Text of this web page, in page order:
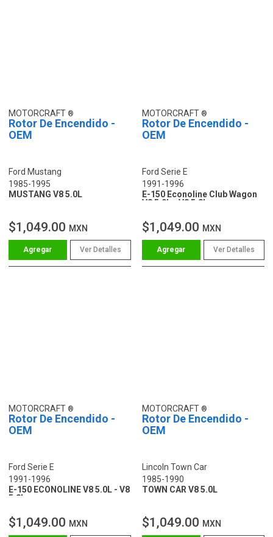
MOTORCRAFT
Rotor De Encendido -
OEM
Ford Mustang
1985-1995
MUSTANG V8 5.0L
$1,049.00 MXN
Ver Detalles
MOTORCRAFT
Rotor De Encendido -
OEM
Ford Serie E
1991-1996
E-150 Econoline Club Wagon
V8 5.0L - V8 5.8L
$1,049.00 MXN
Ver Detalles
MOTORCRAFT
Rotor De Encendido -
OEM
Ford Serie E
1991-1996
E-150 ECONOLINE V8 5.0L - V8
5.8L
$1,049.00 MXN
MOTORCRAFT
Rotor De Encendido -
OEM
Lincoln Town Car
1985-1990
TOWN CAR V8 5.0L
$1,049.00 MXN